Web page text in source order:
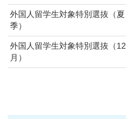
外国人留学生対象特別選抜（夏
季）
外国人留学生対象特別選抜（12
月）